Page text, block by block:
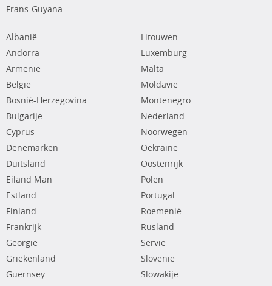
Frans-Guyana
Albanië
Andorra
Armenië
België
Bosnië-Herzegovina
Bulgarije
Cyprus
Denemarken
Duitsland
Eiland Man
Estland
Finland
Frankrijk
Georgië
Griekenland
Guernsey
Litouwen
Luxemburg
Malta
Moldavië
Montenegro
Nederland
Noorwegen
Oekraïne
Oostenrijk
Polen
Portugal
Roemenië
Rusland
Servië
Slovenië
Slowakije